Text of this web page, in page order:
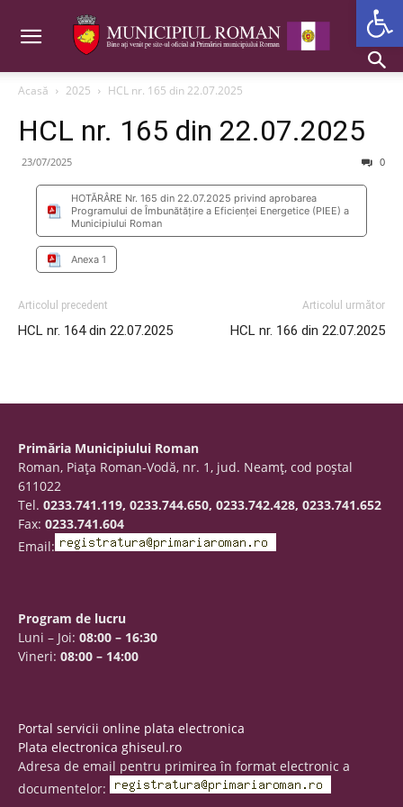
Acasă 2025 HCL nr. 165 din 22.07.2025
HCL nr. 165 din 22.07.2025
23/07/2025 0
HOTĂRÂRE Nr. 165 din 22.07.2025 privind aprobarea
Programului de Îmbunătățire a Eficienței Energetice (PIEE) a
Municipiului Roman
Anexa 1
Articolul precedent
HCL nr. 164 din 22.07.2025
Articolul următor
HCL nr. 166 din 22.07.2025
Primăria Municipiului Roman
Roman, Piaţa Roman-Vodă, nr. 1, jud. Neamţ, cod poştal
611022
Tel. 0233.741.119, 0233.744.650, 0233.742.428, 0233.741.652
Fax: 0233.741.604
Email:
Program de lucru
Luni – Joi: 08:00 – 16:30
Vineri: 08:00 – 14:00
Portal servicii online plata electronica
Plata electronica ghiseul.ro
Adresa de email pentru primirea în format electronic a
documentelor: